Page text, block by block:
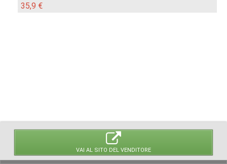
VAI AL SITO DEL VENDITORE
35,9 €